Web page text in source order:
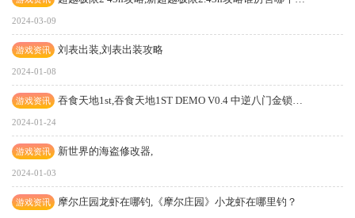
2024-03-09
游戏资讯 刘表出装,刘表出装攻略
2024-01-08
游戏资讯 吞食天地1st,吞食天地1ST DEMO V0.4 中逆八门金锁阵怎么过啊，找不到出口了
2024-01-24
游戏资讯 新世界的海盗修改器,
2024-01-03
游戏资讯 摩尔庄园龙虾在哪钓,《摩尔庄园》小龙虾在哪里钓？